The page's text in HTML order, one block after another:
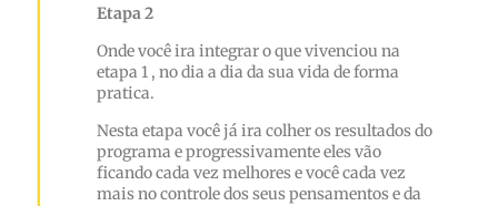
Etapa 2
Onde você ira integrar o que vivenciou na
etapa 1 , no dia a dia da sua vida de forma
pratica.
Nesta etapa você já ira colher os resultados do
programa e progressivamente eles vão
ficando cada vez melhores e você cada vez
mais no controle dos seus pensamentos e da